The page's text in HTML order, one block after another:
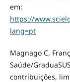
em:
https://
lang=pt
Magnago C,
Saúde/
contribuições,